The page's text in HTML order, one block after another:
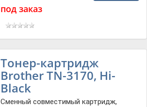
под заказ
Тонер-картридж
Brother TN-3170, Hi-
Black
Сменный совместимый картридж,